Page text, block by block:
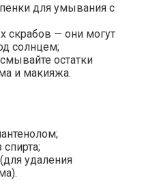
для умывания с
скрабов — они могут
солнцем;
остатки
и макияжа.
удаления